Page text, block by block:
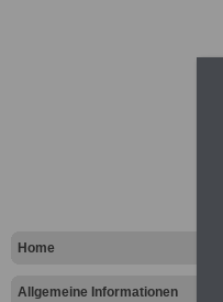
Home
Allgemeine Informationen